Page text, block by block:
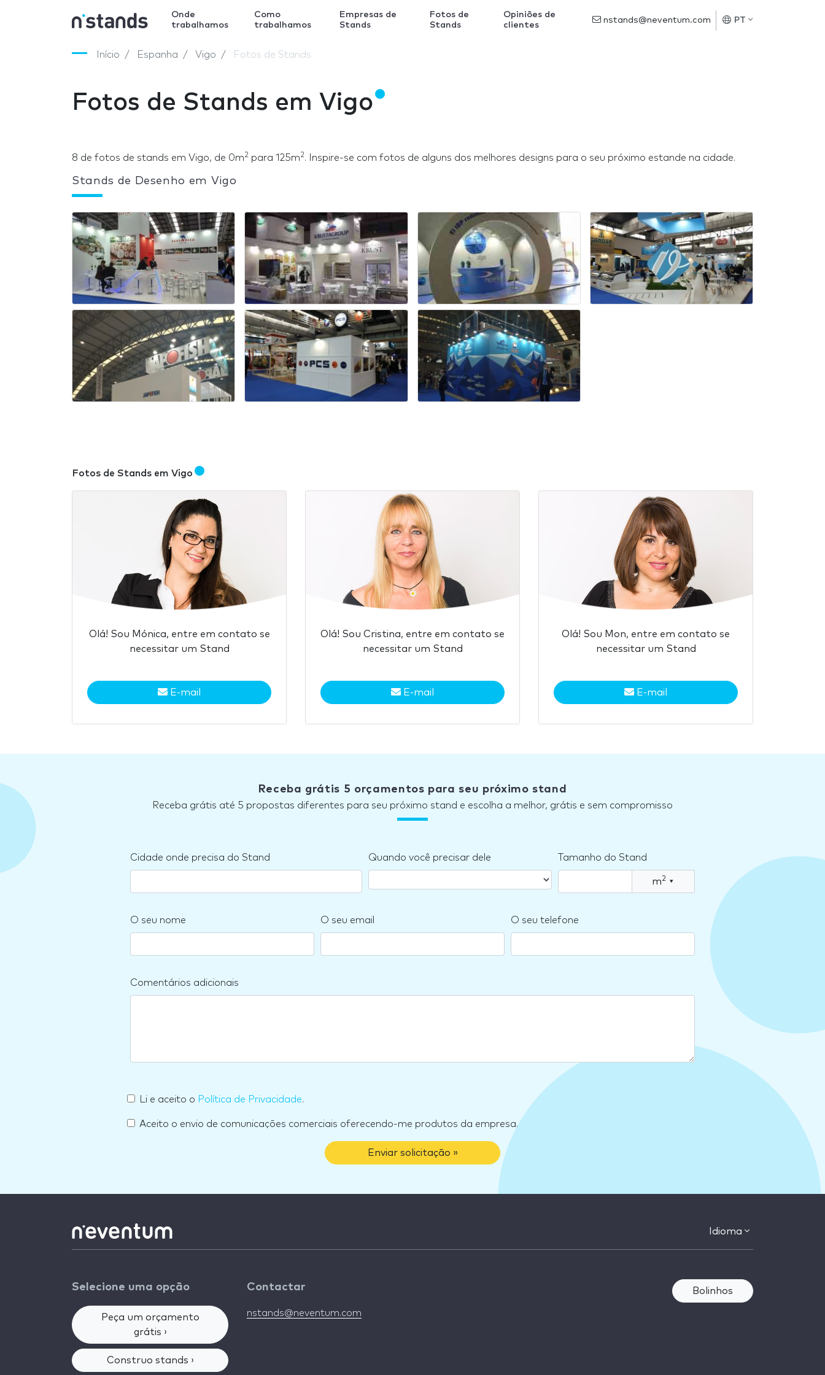
Onde
trabalhamos
Como
trabalhamos
Empresas de
Stands
Fotos de
Stands
Opiniões de
clientes
nstands@neventum.com PT
Início Espanha Vigo Fotos de Stands
Fotos de Stands em Vigo
8 de fotos de stands em Vigo, de 0m2 para 125m2. Inspire-se com fotos de alguns dos melhores designs para o seu próximo estande na cidade.
Stands de Desenho em Vigo
Fotos de Stands em Vigo
Olá! Sou Mónica, entre em contato se
necessitar um Stand
E-mail
Olá! Sou Cristina, entre em contato se
necessitar um Stand
E-mail
Olá! Sou Mon, entre em contato se
necessitar um Stand
E-mail
Receba grátis 5 orçamentos para seu próximo stand
Receba grátis até 5 propostas diferentes para seu próximo stand e escolha a melhor, grátis e sem compromisso
Cidade onde precisa do Stand Quando você precisar dele Tamanho do Stand
m2 ▾
O seu nome O seu email O seu telefone
Comentários adicionais
Li e aceito o Política de Privacidade.
Aceito o envio de comunicações comerciais oferecendo-me produtos da empresa.
Enviar solicitação »
Idioma
Selecione uma opção
Peça um orçamento
grátis ›
Construo stands ›
Contactar
nstands@neventum.com
Bolinhos